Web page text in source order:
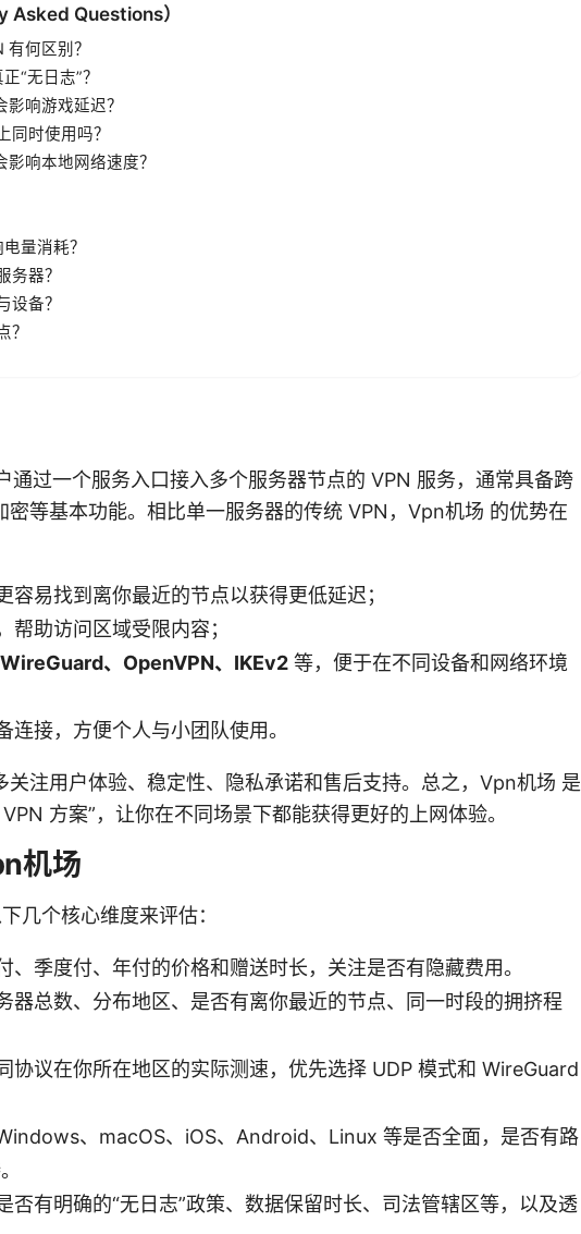
Asked Questions）
何区别？
“无日志”？
响游戏延迟？
同时使用吗？
响本地网络速度？
量消耗？
务器？
设备？
？
通过一个服务入口接入多个服务器节点的 VPN 服务，通常具备跨
密等基本功能。相比单一服务器的传统 VPN，Vpn机场 的优势在
容易找到离你最近的节点以获得更低延迟；
帮助访问区域受限内容；
WireGuard、OpenVPN、IKEv2 等，便于在不同设备和网络环境
连接，方便个人与小团队使用。
关注用户体验、稳定性、隐私承诺和售后支持。总之，Vpn机场 是
方案”，让你在不同场景下都能获得更好的上网体验。
机场
几个核心维度来评估：
、季度付、年付的价格和赠送时长，关注是否有隐藏费用。
器总数、分布地区、是否有离你最近的节点、同一时段的拥挤程
协议在你所在地区的实际测速，优先选择 UDP 模式和 WireGuard
、macOS、iOS、Android、Linux 等是否全面，是否有路
否有明确的“无日志”政策、数据保留时长、司法管辖区等，以及透